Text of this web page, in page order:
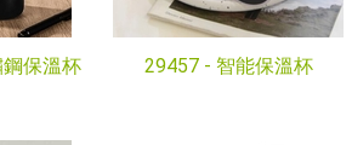
保溫杯 29457 - 智能保溫杯